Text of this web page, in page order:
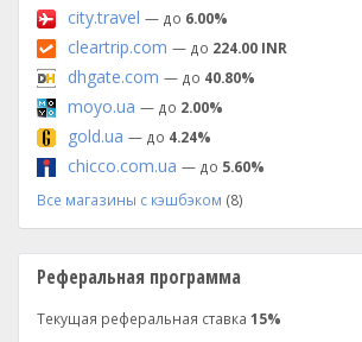
city.travel — до 6.00%
cleartrip.com — до 224.00 INR
dhgate.com — до 40.80%
moyo.ua — до 2.00%
gold.ua — до 4.24%
chicco.com.ua — до 5.60%
Все магазины с кэшбэком (8)
Реферальная программа
Текущая реферальная ставка 15%